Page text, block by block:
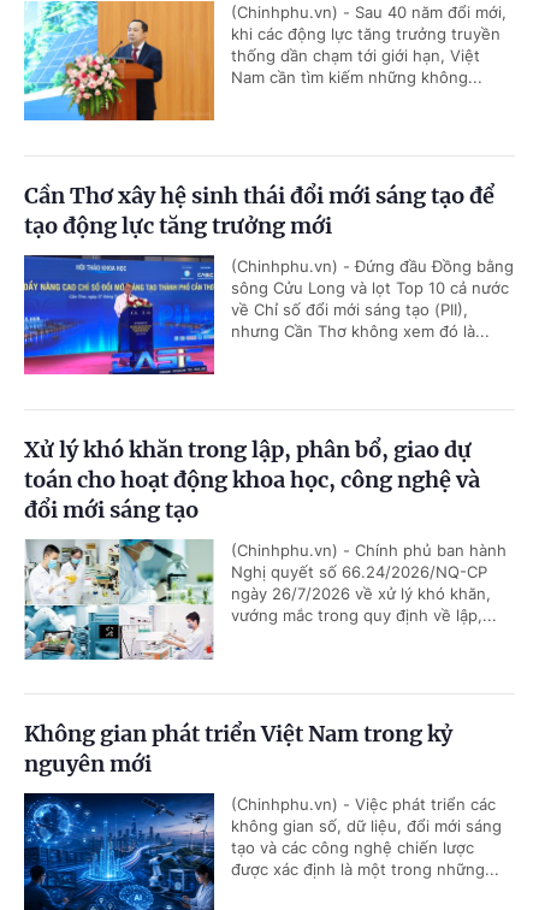
(Chinhphu.vn) - Sau 40 năm đổi mới,
khi các động lực tăng trưởng truyền
thống dần chạm tới giới hạn, Việt
Nam cần tìm kiếm những không...
Cần Thơ xây hệ sinh thái đổi mới sáng tạo để
tạo động lực tăng trưởng mới
(Chinhphu.vn) - Đứng đầu Đồng bằng
sông Cửu Long và lọt Top 10 cả nước
về Chỉ số đổi mới sáng tạo (PII),
nhưng Cần Thơ không xem đó là...
Xử lý khó khăn trong lập, phân bổ, giao dự
toán cho hoạt động khoa học, công nghệ và
đổi mới sáng tạo
(Chinhphu.vn) - Chính phủ ban hành
Nghị quyết số 66.24/2026/NQ-CP
ngày 26/7/2026 về xử lý khó khăn,
vướng mắc trong quy định về lập,...
Không gian phát triển Việt Nam trong kỷ
nguyên mới
(Chinhphu.vn) - Việc phát triển các
không gian số, dữ liệu, đổi mới sáng
tạo và các công nghệ chiến lược
được xác định là một trong những...